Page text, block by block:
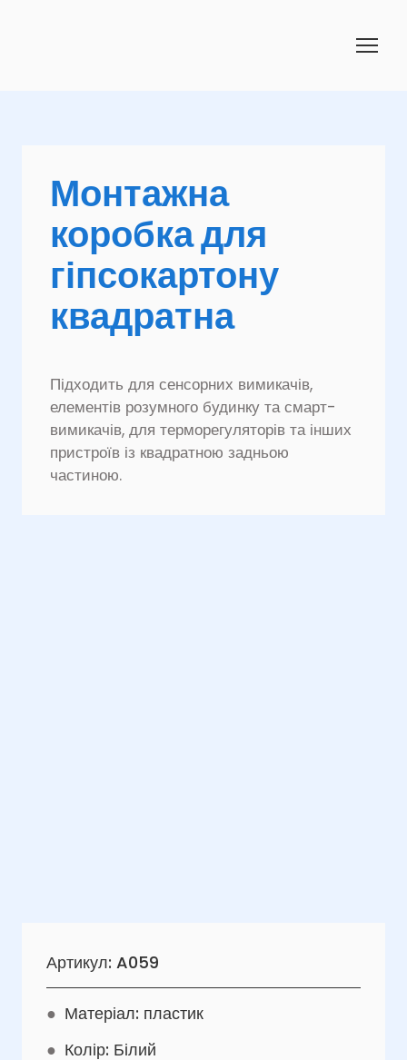
Монтажна
коробка для
гіпсокартону
квадратна
Підходить для сенсорних вимикачів,
елементів розумного будинку та смарт-
вимикачів, для терморегуляторів та інших
пристроїв із квадратною задньою
частиною.
Артикул: A059
● Матеріал: пластик
● Колір: Білий